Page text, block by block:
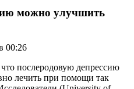
можно улучшить
00:26
послеродовую депрессию
лечить при помощи так